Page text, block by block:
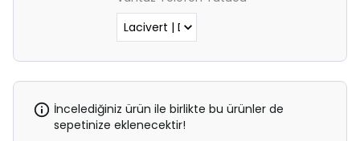
İncelediğiniz ürün ile birlikte bu ürünler de
sepetinize eklenecektir!